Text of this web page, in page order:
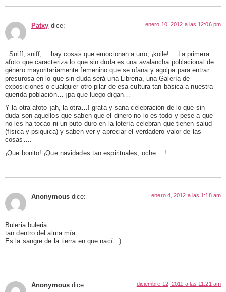
Patxy dice: enero 10, 2012 a las 12:06 pm
..Sniff, sniff,… hay cosas que emocionan a uno, ¡koile!… La primera
afoto que caracteriza lo que sin duda es una avalancha poblacional de
género mayoritariamente femenino que se ufana y agolpa para entrar
presurosa en lo que sin duda será una Libreria, una Galería de
exposiciones o cualquier otro pilar de esa cultura tan básica a nuestra
querida población… ¡pa que luego digan…
Y la otra afoto ¡ah, la otra…! grata y sana celebración de lo que sin
duda son aquellos que saben que el dinero no lo es todo y pese a que
no les ha tocao ni un puto duro en la lotería celebran que tienen salud
(física y psiquica) y saben ver y apreciar el verdadero valor de las
cosas….
¡Que bonito! ¡Que navidades tan espirituales, oche….!
Anonymous dice: enero 4, 2012 a las 1:18 am
Buleria buleria
tan dentro del alma mía.
Es la sangre de la tierra en que nací. :)
Anonymous dice: diciembre 12, 2011 a las 11:21 am